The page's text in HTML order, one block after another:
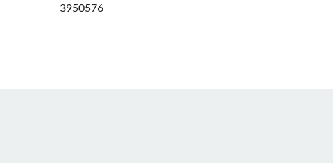
3950576